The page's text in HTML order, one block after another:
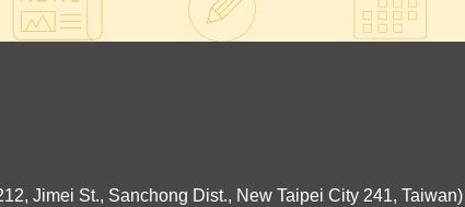
Jimei St., Sanchong Dist., New Taipei City 241, Taiwan)